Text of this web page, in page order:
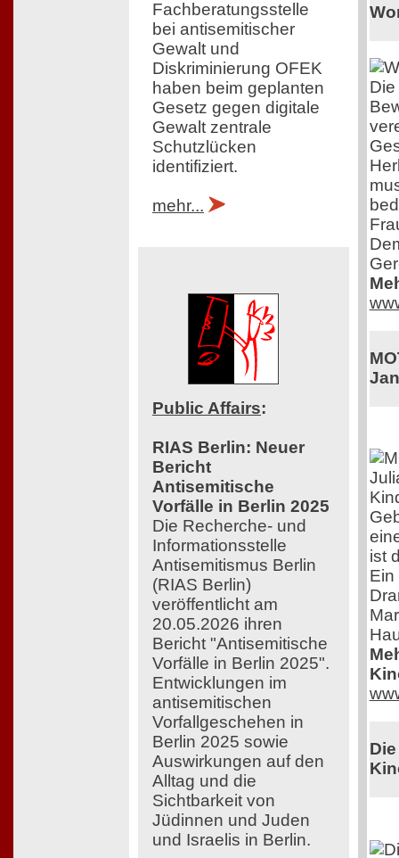
Fachberatungsstelle
bei antisemitischer
Gewalt und
Diskriminierung OFEK
haben beim geplanten
Gesetz gegen digitale
Gewalt zentrale
Schutzlücken
identifiziert.
mehr...
Public Affairs:
RIAS Berlin: Neuer
Bericht
Antisemitische
Vorfälle in Berlin 2025
Die Recherche- und
Informationsstelle
Antisemitismus Berlin
(RIAS Berlin)
veröffentlicht am
20.05.2026 ihren
Bericht "Antisemitische
Vorfälle in Berlin 2025".
Entwicklungen im
antisemitischen
Vorfallgeschehen in
Berlin 2025 sowie
Auswirkungen auf den
Alltag und die
Sichtbarkeit von
Jüdinnen und Juden
und Israelis in Berlin.
ist
Ein